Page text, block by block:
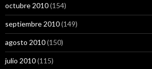
octubre 2010(154)
septiembre 2010(149)
agosto 2010(150)
julio 2010(115)